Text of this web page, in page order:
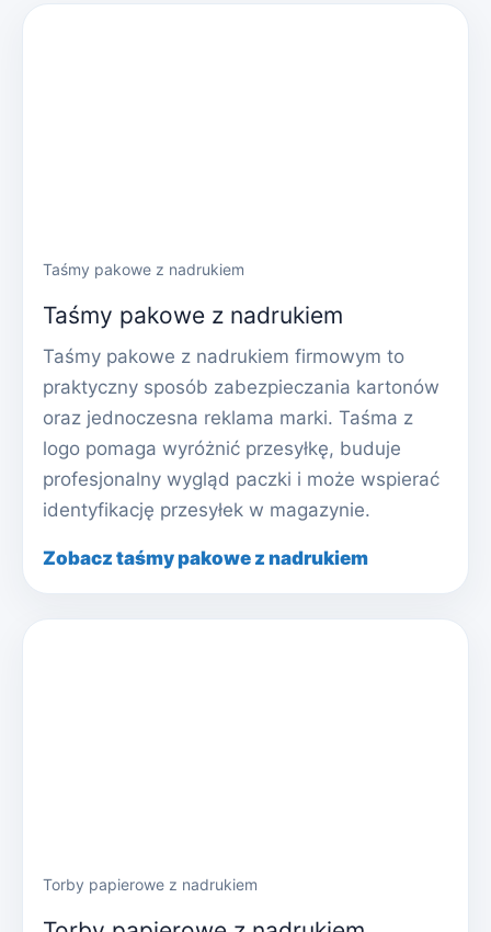
Taśmy pakowe z nadrukiem
Taśmy pakowe z nadrukiem
Taśmy pakowe z nadrukiem firmowym to
praktyczny sposób zabezpieczania kartonów
oraz jednoczesna reklama marki. Taśma z
logo pomaga wyróżnić przesyłkę, buduje
profesjonalny wygląd paczki i może wspierać
identyfikację przesyłek w magazynie.
Zobacz taśmy pakowe z nadrukiem
Torby papierowe z nadrukiem